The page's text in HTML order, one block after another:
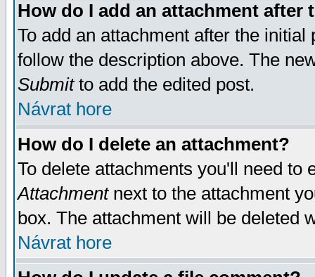
How do I add an attachment after
To add an attachment after the
follow the description above. The
Submitto add the edited post.
Návrat hore
How do I delete an attachment?
To delete attachments you'll need
Attachmentnext to the attachment
box. The attachment will be deleted
Návrat hore